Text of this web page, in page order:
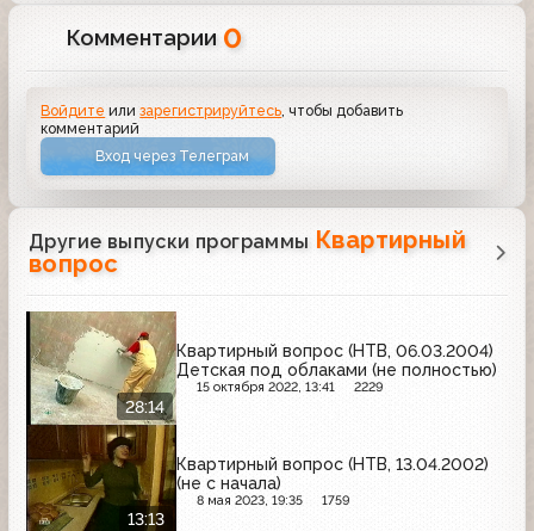
Комментарии 0
Войдите илизарегистрируйтесь , чтобы добавить
комментарий
Вход через Телеграм
Другие выпуски программы Квартирный
вопрос
28:14
Квартирный вопрос (НТВ, 06.03.2004)
Детская под облаками (не полностью)
15 октября 2022, 13:41 2229
13:13
Квартирный вопрос (НТВ, 13.04.2002)
(не с начала)
8 мая 2023, 19:35 1759